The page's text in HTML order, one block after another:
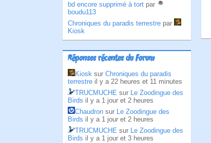
bd encore supprimé à tort par
boudu113
Chroniques du paradis terrestre par
Kiosk
Réponses récentes du Forum
Kiosk sur Chroniques du paradis
terrestre il y a 22 heures et 11 minutes
TRUCMUCHE sur Le Zoodingue des
Birds il y a 1 jour et 2 heures
Chaudron sur Le Zoodingue des
Birds il y a 1 jour et 2 heures
TRUCMUCHE sur Le Zoodingue des
Birds il y a 1 jour et 3 heures